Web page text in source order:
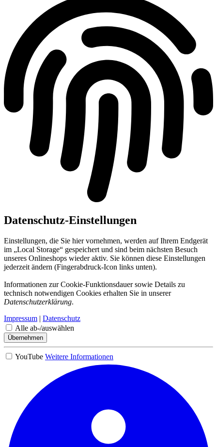
Datenschutz-Einstellungen
Einstellungen, die Sie hier vornehmen, werden auf Ihrem Endgerät
im „Local Storage“ gespeichert und sind beim nächsten Besuch
unseres Onlineshops wieder aktiv. Sie können diese Einstellungen
jederzeit ändern (Fingerabdruck-Icon links unten).
Informationen zur Cookie-Funktionsdauer sowie Details zu
technisch notwendigen Cookies erhalten Sie in unserer
Datenschutzerklärung.
Impressum | Datenschutz
Alle ab-/auswählen
Übernehmen
YouTube Weitere Informationen